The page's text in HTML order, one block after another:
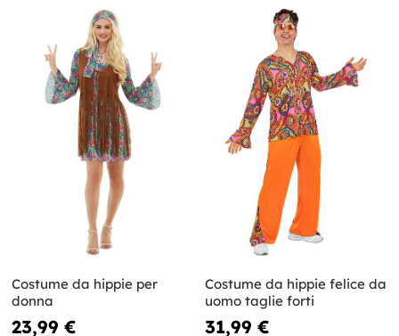
Costume da hippie per
donna
23,99 €
Costume da hippie felice da
uomo taglie forti
31,99 €